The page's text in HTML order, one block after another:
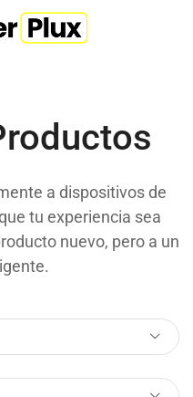
a dispositivos de
tu experiencia sea
nuevo, pero a un